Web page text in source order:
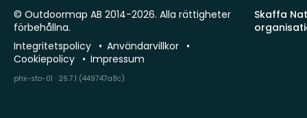
Skaffa
© Outdoormap AB 2014-2026. Alla rättigheter
förbehållna.
Integritetspolicy
Användarvillkor
Cookiepolicy
Impressum
phx-sto-01 · 26.7.1 (449747a8c)